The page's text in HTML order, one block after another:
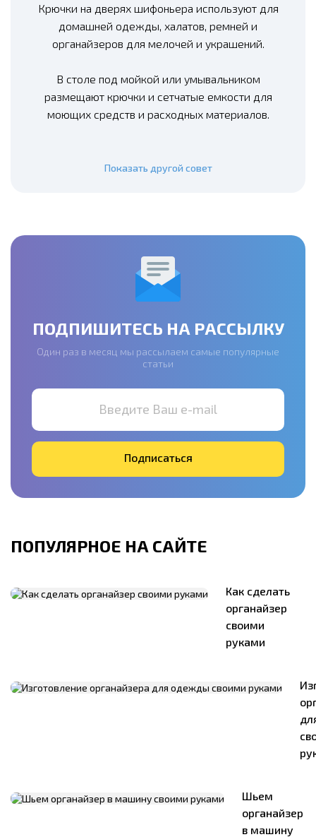
Крючки на дверях шифоньера используют для
домашней одежды, халатов, ремней и
органайзеров для мелочей и украшений.
В столе под мойкой или умывальником
размещают крючки и сетчатые емкости для
моющих средств и расходных материалов.
Показать другой совет
ПОДПИШИТЕСЬ НА РАССЫЛКУ
Один раз в месяц мы рассылаем самые популярные
статьи
Введите Ваш e-mail
Подписаться
ПОПУЛЯРНОЕ НА САЙТЕ
Как сделать
органайзер
своими
руками
Шьем
органайзер
в машину